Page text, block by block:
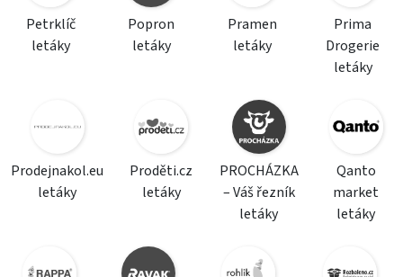
Petrklíč
letáky
Popron
letáky
Pramen
letáky
Prima
Drogerie
letáky
Prodejnakol.eu
letáky
Proděti.cz
letáky
PROCHÁZKA
– Váš řezník
letáky
Qanto
market
letáky